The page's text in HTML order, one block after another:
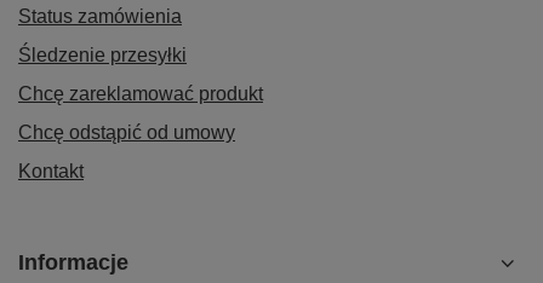
Status zamówienia
Śledzenie przesyłki
Chcę zareklamować produkt
Chcę odstąpić od umowy
Kontakt
Informacje